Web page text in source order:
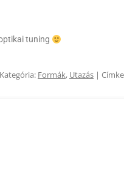
tuning
Formák, Utazás |